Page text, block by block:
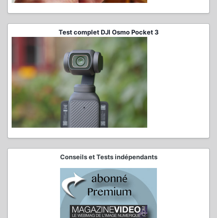
Test complet DJI Osmo Pocket 3
Conseils et Tests indépendants